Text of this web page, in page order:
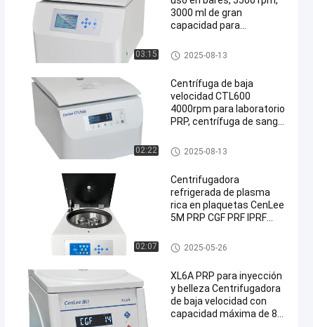
03:15
3000 ml de gran
capacidad para
bebidas
Centrifugadoras de PRP
2025-08-13
02:22
Centrífuga de baja
velocidad CTL600
4000rpm para laboratorio
PRP, centrífuga de sangre
temporizador min 1-
99min, 250w
Centrifugadoras de PRP
2025-08-13
02:07
Centrifugadora
refrigerada de plasma
rica en plaquetas CenLee
5M PRP CGF PRF IPRF
Centrifugadoras de PRP
2025-05-26
XL6A PRP para inyección
y belleza Centrifugadora
de baja velocidad con
capacidad máxima de 80